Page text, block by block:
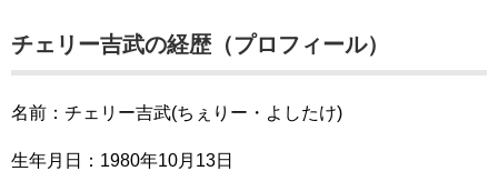
チェリー吉武の経歴（プロフィール）
名前：チェリー吉武(ちぇりー・よしたけ)
生年月日：1980年10月13日